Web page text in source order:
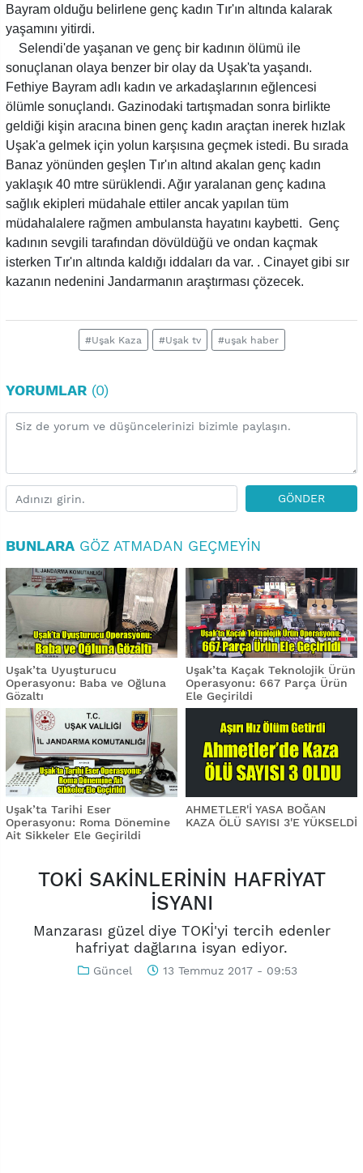
Bayram olduğu belirlene genç kadın Tır'ın altında kalarak
yaşamını yitirdi.
Selendi'de yaşanan ve genç bir kadının ölümü ile
sonuçlanan olaya benzer bir olay da Uşak'ta yaşandı.
Fethiye Bayram adlı kadın ve arkadaşlarının eğlencesi
ölümle sonuçlandı. Gazinodaki tartışmadan sonra birlikte
geldiği kişin aracına binen genç kadın araçtan inerek hızlak
Uşak'a gelmek için yolun karşısına geçmek istedi. Bu sırada
Banaz yönünden geşlen Tır'ın altınd akalan genç kadın
yaklaşık 40 mtre sürüklendi. Ağır yaralanan genç kadına
sağlık ekipleri müdahale ettiler ancak yapılan tüm
müdahalalere rağmen ambulansta hayatını kaybetti. Genç
kadının sevgili tarafından dövüldüğü ve ondan kaçmak
isterken Tır'ın altında kaldığı iddaları da var. . Cinayet gibi sır
kazanın nedenini Jandarmanın araştırması çözecek.
#Uşak Kaza #Uşak tv #uşak haber
YORUMLAR (0)
GÖNDER
BUNLARA GÖZ ATMADAN GEÇMEYIN
Uşak’ta Uyuşturucu
Operasyonu: Baba ve Oğluna
Gözaltı
Uşak’ta Kaçak Teknolojik Ürün
Operasyonu: 667 Parça Ürün
Ele Geçirildi
Uşak’ta Tarihi Eser
Operasyonu: Roma Dönemine
Ait Sikkeler Ele Geçirildi
AHMETLER'İ YASA BOĞAN
KAZA ÖLÜ SAYISI 3'E YÜKSELDİ
TOKİ SAKİNLERİNİN HAFRİYAT
İSYANI
Manzarası güzel diye TOKİ'yi tercih edenler
hafriyat dağlarına isyan ediyor.
Güncel 13 Temmuz 2017 - 09:53